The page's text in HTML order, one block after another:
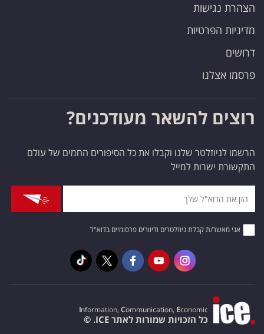
הצהרת נגישות
מדיניות הפרטיות
דרושים
פרסמו אצלנו
רוצים להשאר מעודכנים?
הרשמו לניוזלטר שלנו וקבלו את כל הסיפורים החמים של עולם
התקשורת ישרות למייל
אני מאשר/ת קבלת ניוזלטרים ודיוורים פרסומיים בדוא"ל
Information, Communication, Economic
כל הזכויות שמורות לאתר ICE. ©